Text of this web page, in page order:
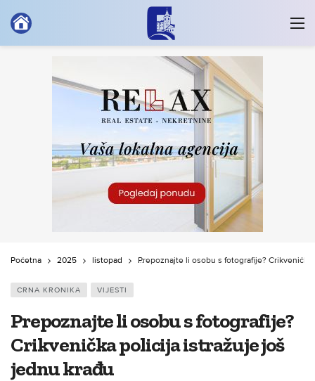
Početna 2025 listopad Prepoznajte li osobu s fotografije?
CRNA KRONIKA VIJESTI
Prepoznajte li osobu s fotografije?
Crikvenička policija istražuje još
jednu krađu